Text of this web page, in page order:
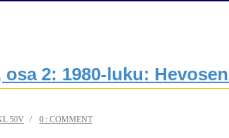
2: 1980-luku:
50V 0 : COMMENT